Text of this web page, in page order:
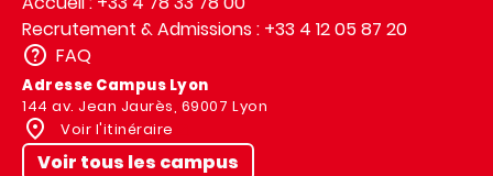
Recrutement & Admissions : +33 4 12 05 87 20
FAQ
Adresse Campus Lyon
144 av. Jean Jaurès, 69007 Lyon
Voir l'itinéraire
Voir tous les campus